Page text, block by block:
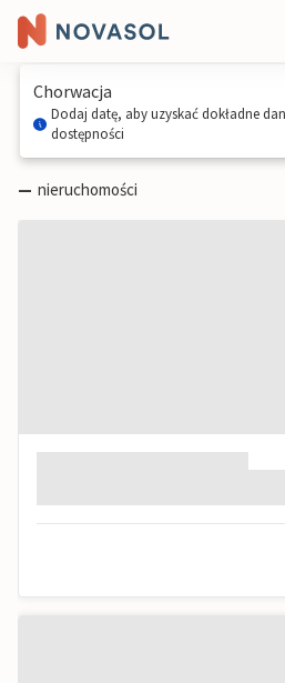
Chorwacja
Dodaj datę, aby uzyskać dokładne
dostępności
— nieruchomości